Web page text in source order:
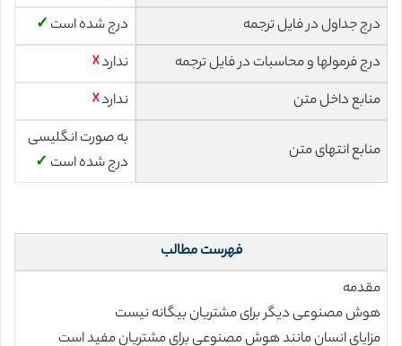
درج جداول در فایل ترجمه
درج شده است ✓
درج فرمولها و محاسبات در فایل ترجمه
ندارد☓
منابع داخل متن
ندارد☓
منابع انتهای متن
به صورت انگلیسی
درج شده است ✓
فهرست مطالب
مقدمه
هوش مصنوعی دیگر برای مشتریان بیگانه نیست
مزایای انسان مانند هوش مصنوعی برای مشتریان مفید است